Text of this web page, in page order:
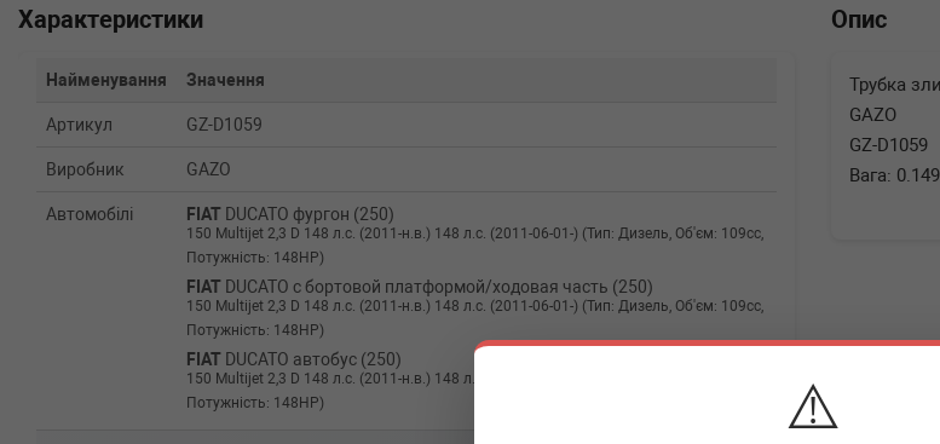
⚠️
Характеристики
Найменування Значення
Артикул GZ-D1059
Виробник GAZO
Автомобілі FIAT DUCATO фургон (250)
150 Multijet 2,3 D 148 л.с. (2011-н.в.) 148 л.с. (2011-06-01-) (Тип: Дизель, Об'єм: 109cc,
Потужність: 148HP)
FIAT DUCATO c бортовой платформой/ходовая часть (250)
150 Multijet 2,3 D 148 л.с. (2011-н.в.) 148 л.с. (2011-06-01-) (Тип: Дизель, Об'єм: 109cc,
Потужність: 148HP)
FIAT DUCATO автобус (250)
150 Multijet 2,3 D 148 л.с. (2011-н.в.) 148 л.с. (2011-06-01-) (Тип: Дизель, Об'єм: 109cc,
Потужність: 148HP)
Опис
Трубка
GAZO
GZ-D1059
Вага: